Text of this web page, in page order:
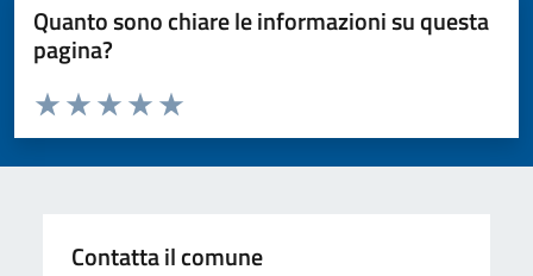
Quanto sono chiare le informazioni su questa
pagina?
Valuta da 1 a 5 stelle la pagina
Valuta 5 stelle su 5
Valuta 4 stelle su 5
Valuta 3 stelle su 5
Valuta 2 stelle su 5
Valuta 1 stelle su 5
Contatta il comune